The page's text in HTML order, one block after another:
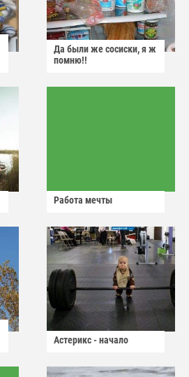
Да были же сосиски, я ж
помню!!
Работа мечты
Астерикс - начало